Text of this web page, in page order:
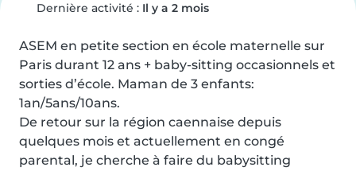
Dernière activité : Il y a 2 mois
ASEM en petite section en école maternelle sur
Paris durant 12 ans + baby-sitting occasionnels et
sorties d’école. Maman de 3 enfants:
1an/5ans/10ans.
De retour sur la région caennaise depuis
quelques mois et actuellement en congé
parental, je cherche à faire du babysitting